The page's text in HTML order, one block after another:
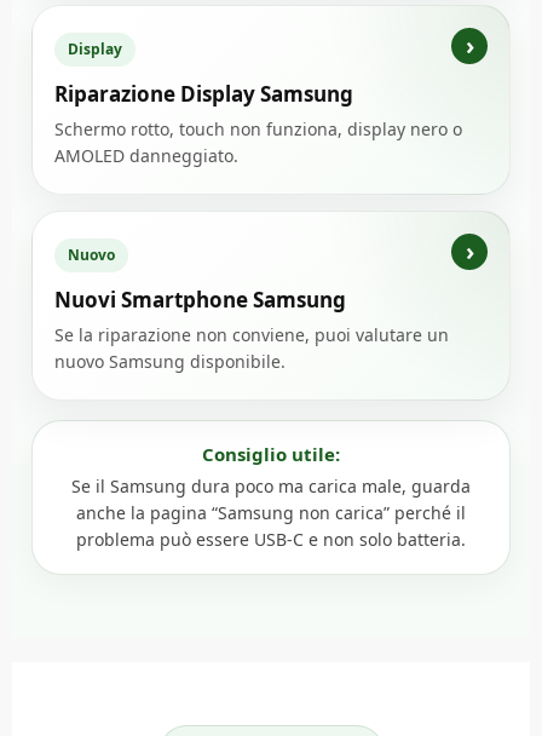
Display
Riparazione Display Samsung
Schermo rotto, touch non funziona, display nero o
AMOLED danneggiato.
Nuovo
Nuovi Smartphone Samsung
Se la riparazione non conviene, puoi valutare un
nuovo Samsung disponibile.
Consiglio utile:
Se il Samsung dura poco ma carica male, guarda
anche la pagina “Samsung non carica” perché il
problema può essere USB-C e non solo batteria.